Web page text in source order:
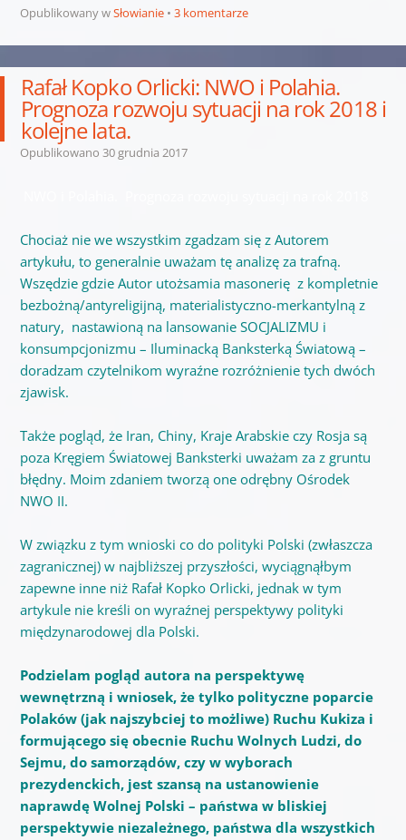
Opublikowany wSłowianie 3 komentarze
Rafał Kopko Orlicki: NWO i Polahia.
Prognoza rozwoju sytuacji na rok 2018 i
kolejne lata.
Opublikowano 30 grudnia 2017
Chociaż nie we wszystkim zgadzam się z Autorem
artykułu, to generalnie uważam tę analizę za trafną.
Wszędzie gdzie Autor utożsamia masonerię z kompletnie
bezbożną/antyreligijną, materialistyczno-merkantylną z
natury, nastawioną na lansowanie SOCJALIZMU i
konsumpcjonizmu – Iluminacką Banksterką Światową –
doradzam czytelnikom wyraźne rozróżnienie tych dwóch
zjawisk.
Także pogląd, że Iran, Chiny, Kraje Arabskie czy Rosja są
poza Kręgiem Światowej Banksterki uważam za z gruntu
błędny. Moim zdaniem tworzą one odrębny Ośrodek
NWO II.
W związku z tym wnioski co do polityki Polski (zwłaszcza
zagranicznej) w najbliższej przyszłości, wyciągnąłbym
zapewne inne niż Rafał Kopko Orlicki, jednak w tym
artykule nie kreśli on wyraźnej perspektywy polityki
międzynarodowej dla Polski.
Podzielam pogląd autora na perspektywę
wewnętrzną i wniosek, że tylko polityczne poparcie
Polaków (jak najszybciej to możliwe) Ruchu Kukiza i
formującego się obecnie Ruchu Wolnych Ludzi, do
Sejmu, do samorządów, czy w wyborach
prezydenckich, jest szansą na ustanowienie
naprawdę Wolnej Polski – państwa w bliskiej
perspektywie niezależnego, państwa dla wszystkich